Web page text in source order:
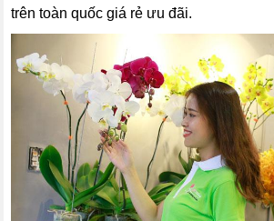
trên toàn quốc giá rẻ ưu đãi.